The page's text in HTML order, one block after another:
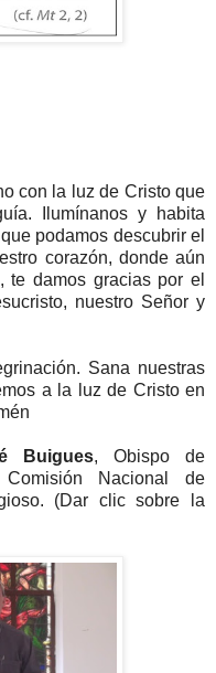
con la luz de Cristo que
Ilumínanos y habita
podamos descubrir el
corazón, donde aún
damos gracias por el
nuestro Señor y
Sana nuestras
a la luz de Cristo en
Buigues, Obispo de
Nacional de
(Dar clic sobre la